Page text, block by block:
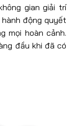
gian giải trí
động quyết
mọi hoàn cảnh.
đầu khi đã có